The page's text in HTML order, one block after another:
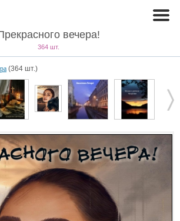
вечера!
364 шт.
(364 шт.)